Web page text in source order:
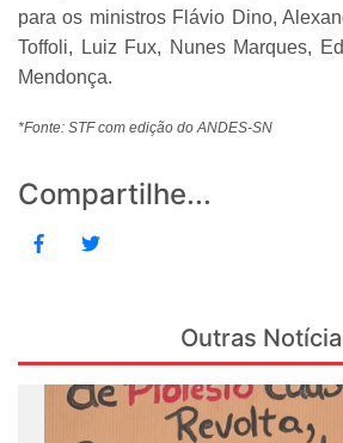
para os ministros Flávio Dino,
Toffoli, Luiz Fux, Nunes Marques,
Mendonça.
*Fonte: STF com edição do ANDES-SN
Compartilhe...
Outras